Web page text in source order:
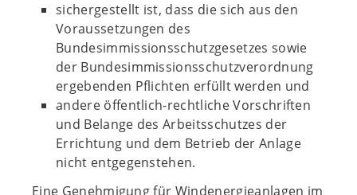
sichergestellt ist, dass die sich aus den
Voraussetzungen des
Bundesimmissionsschutzgesetzes sowie
der Bundesimmissionsschutzverordnung
ergebenden Pflichten erfüllt werden und
andere öffentlich-rechtliche Vorschriften
und Belange des Arbeitsschutzes der
Errichtung und dem Betrieb der Anlage
nicht entgegenstehen.
Eine Genehmigung für Windenergieanlagen im